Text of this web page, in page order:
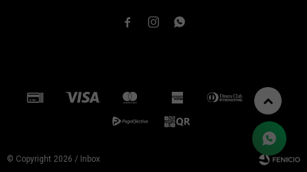
  
© Copyright 2026 / Inbox